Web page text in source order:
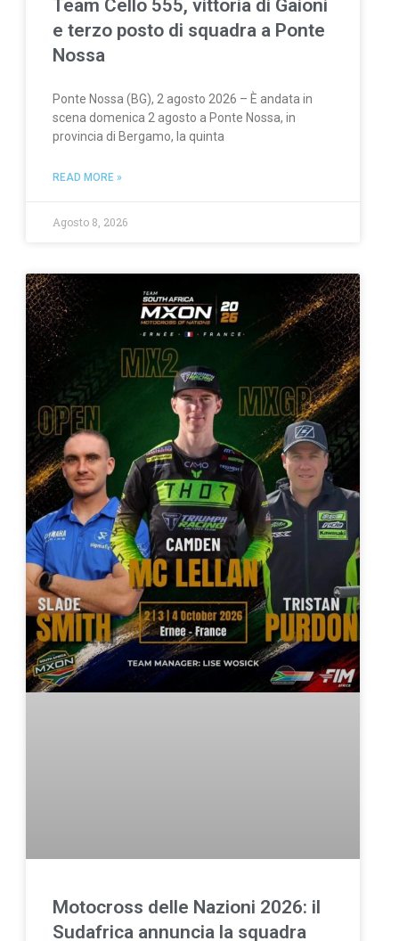
Team Cello 555, vittoria di Gaioni
e terzo posto di squadra a Ponte
Nossa
Ponte Nossa (BG), 2 agosto 2026 – È andata in
scena domenica 2 agosto a Ponte Nossa, in
provincia di Bergamo, la quinta
READ MORE »
Agosto 8, 2026
Motocross delle Nazioni 2026: il
Sudafrica annuncia la squadra